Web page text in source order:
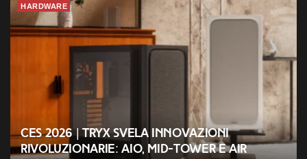
HARDWARE
CES 2026 | TRYX svela innovazioni
rivoluzionarie: AIO, mid-tower e air